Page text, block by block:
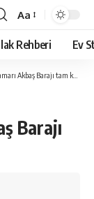
Yazı
Tipi
Boyutlandırıcı
Aa
Rehberi Ev
Barajı tam kapasiteye ulaştı
Barajı